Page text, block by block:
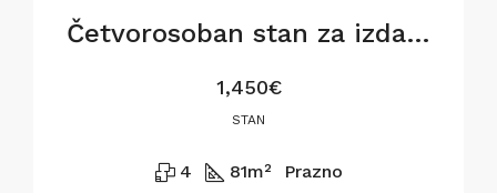
Četvorosoban stan za izdavanje na Dorćolu, 81m2
1,450€
STAN
4 81m² Prazno